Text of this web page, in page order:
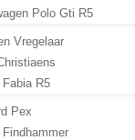
Polo Gti R5
Vregelaar
R5
Pex